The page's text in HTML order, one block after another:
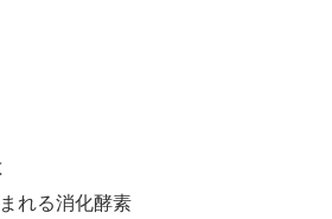
れる消化酵素